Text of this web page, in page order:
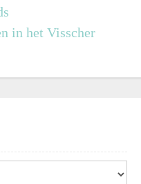
in het Visscher